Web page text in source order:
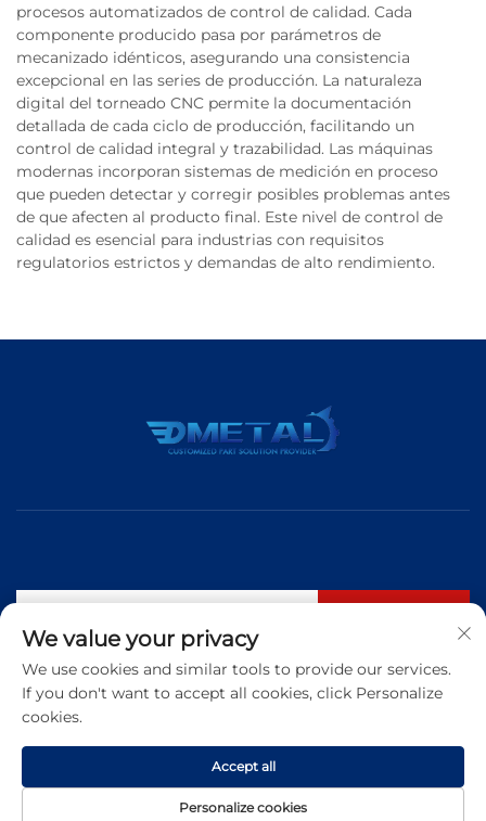
procesos automatizados de control de calidad. Cada
componente producido pasa por parámetros de
mecanizado idénticos, asegurando una consistencia
excepcional en las series de producción. La naturaleza
digital del torneado CNC permite la documentación
detallada de cada ciclo de producción, facilitando un
control de calidad integral y trazabilidad. Las máquinas
modernas incorporan sistemas de medición en proceso
que pueden detectar y corregir posibles problemas antes
de que afecten al producto final. Este nivel de control de
calidad es esencial para industrias con requisitos
regulatorios estrictos y demandas de alto rendimiento.
Tel: +86 183 5421 3960
los derechos reservadosPolítica de privacidad
We value your privacy
We use cookies and similar tools to provide our services.
If you don't want to accept all cookies, click Personalize
cookies.
Personalize cookies
Accept all